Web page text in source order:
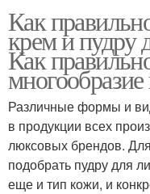
Как
крем и пудру
Как
Различные формы и
в продукции всех
люксовых брендов.
подобрать пудру для
еще и тип кожи, и